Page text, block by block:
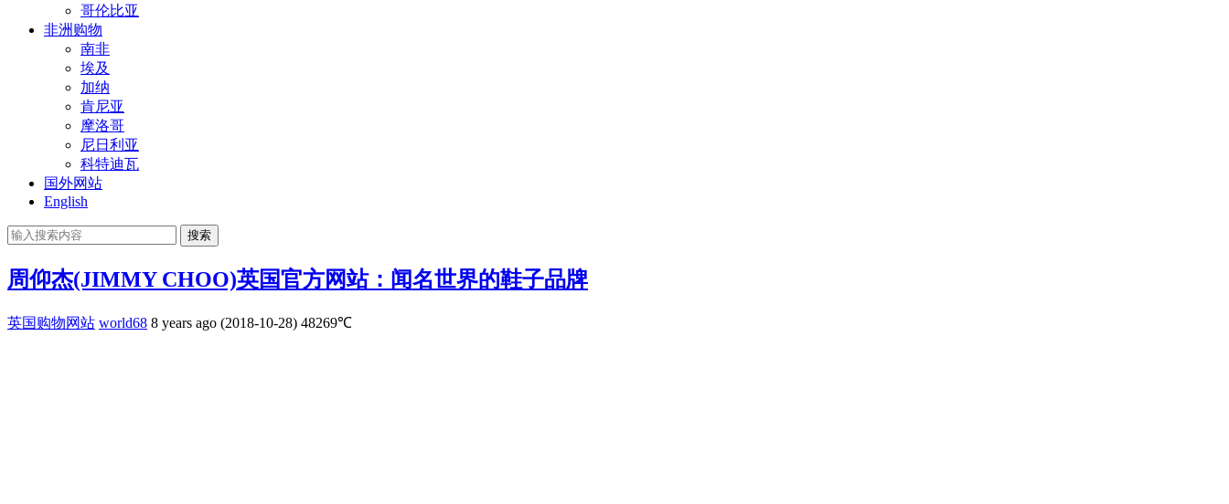
哥伦比亚
非洲购物
南非
埃及
加纳
肯尼亚
摩洛哥
尼日利亚
科特迪瓦
国外网站
English
搜索
周仰杰(JIMMY CHOO)英国官方网站：闻名世界的鞋子品牌
英国购物网站 world68 8 years ago (2018-10-28) 48269℃